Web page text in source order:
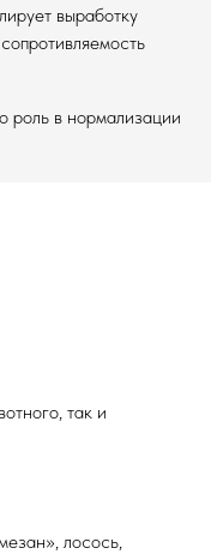
выработку
роль в нормализации
так и
лосось,